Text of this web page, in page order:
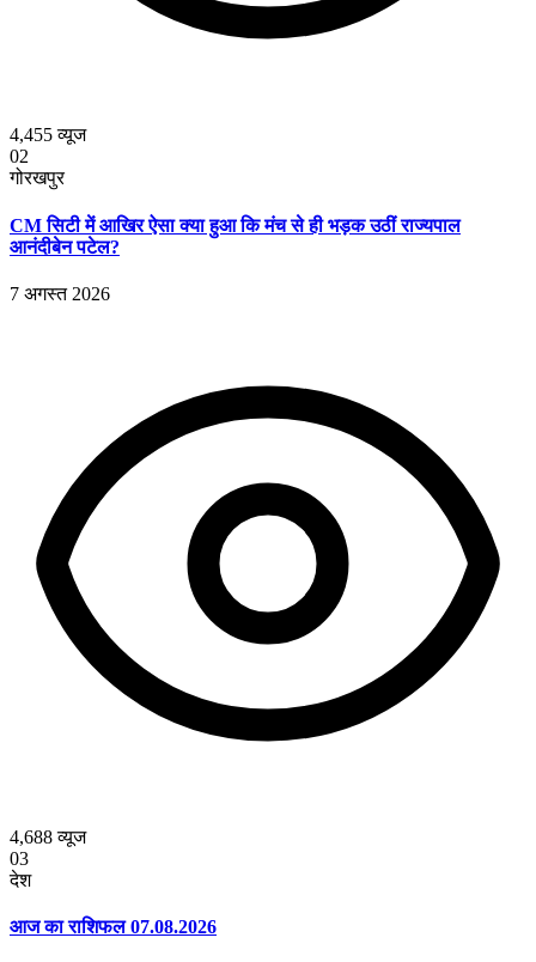
4,455व्यूज
02
गोरखपुर
CM सिटी में आखिर ऐसा क्या हुआ कि मंच से ही भड़क उठीं राज्यपाल
आनंदीबेन पटेल?
7 अगस्त 2026
4,688व्यूज
03
देश
आज का राशिफल 07.08.2026